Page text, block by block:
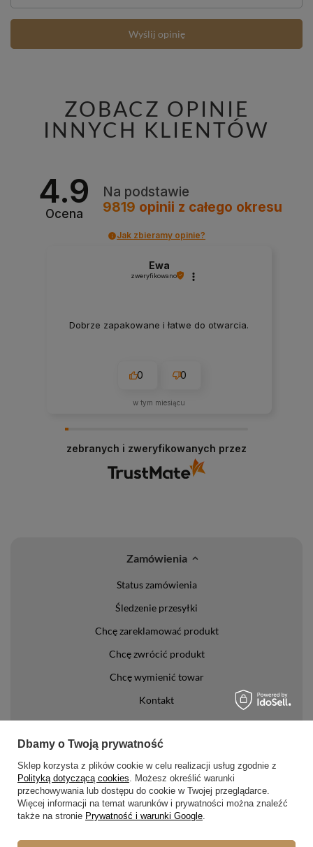
Wyślij opinię
ZOBACZ OPINIE
INNYCH KLIENTÓW
4.9
Ocena
Na podstawie
9819 opinii z całego okresu
Jak zbieramy opinie?
Ewa
zweryfikowano
Dobrze zapakowane i łatwe do otwarcia.
0 0
w tym miesiącu
zebranych i zweryfikowanych przez
Zamówienia
Status zamówienia
Śledzenie przesyłki
Chcę zareklamować produkt
Chcę zwrócić produkt
Chcę wymienić towar
Kontakt
Regulaminy
Regulamin
Polityka prywatności i cookies
Dbamy o Twoją prywatność
Sklep korzysta z plików cookie w celu realizacji usług zgodnie z
Polityką dotyczącą cookies. Możesz określić warunki
przechowywania lub dostępu do cookie w Twojej przeglądarce.
Więcej informacji na temat warunków i prywatności można znaleźć
także na stronie Prywatność i warunki Google.